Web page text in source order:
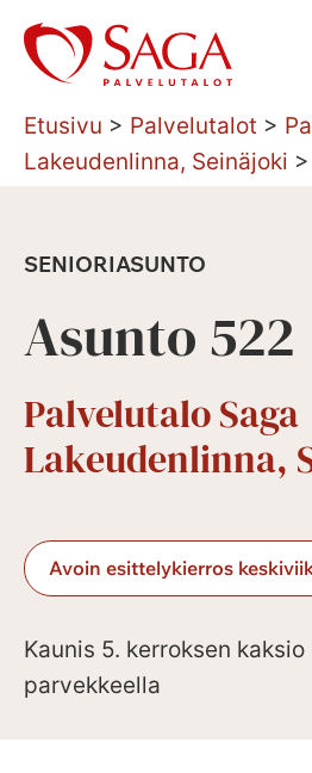
Siirry
sisältöön
Etusivu > Palvelutalot >
Lakeudenlinna, Seinäjoki >
SENIORIASUNTO
Asunto 522
Palvelutalo Saga
Lakeudenlinna,
Avoin esittelykierros
Kaunis 5. kerroksen
parvekkeella